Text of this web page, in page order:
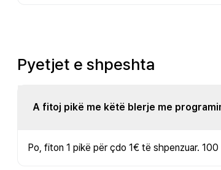
Pyetjet e shpeshta
A fitoj pikë me këtë blerje me
Po, fiton 1 pikë për çdo 1€ të shpenzuar.